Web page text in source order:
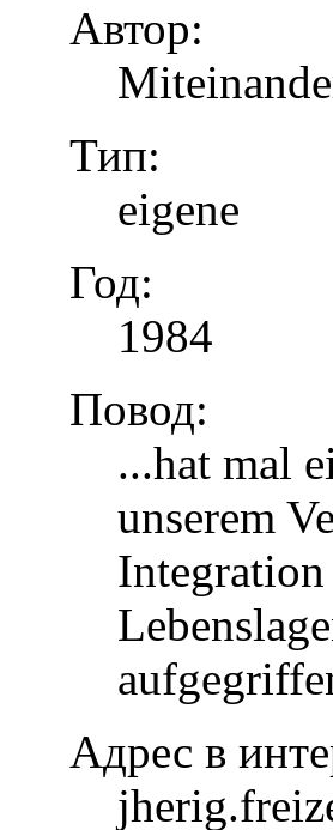
Автор:
Тип:
eigene
Год:
1984
Повод:
...hat mal
unserem
Адрес в